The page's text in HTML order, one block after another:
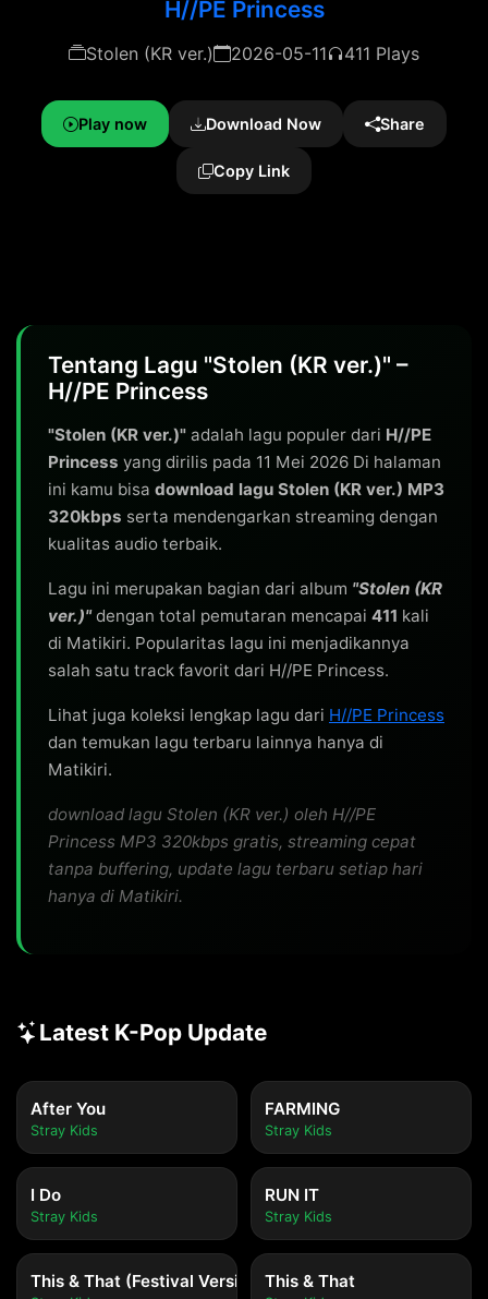
H//PE Princess
Stolen (KR ver.) 2026-05-11 411 Plays
Play now Download Now Share
Copy Link
Tentang Lagu "Stolen (KR ver.)" –
H//PE Princess
"Stolen (KR ver.)" adalah lagu populer dari H//PE
Princess yang dirilis pada 11 Mei 2026 Di halaman
ini kamu bisa download lagu Stolen (KR ver.) MP3
320kbps serta mendengarkan streaming dengan
kualitas audio terbaik.
Lagu ini merupakan bagian dari album "Stolen (KR
ver.)"dengan total pemutaran mencapai 411 kali
di Matikiri. Popularitas lagu ini menjadikannya
salah satu track favorit dari H//PE Princess.
Lihat juga koleksi lengkap lagu dari H//PE Princess
dan temukan lagu terbaru lainnya hanya di
Matikiri.
download lagu Stolen (KR ver.) oleh H//PE
Princess MP3 320kbps gratis, streaming cepat
tanpa buffering, update lagu terbaru setiap hari
hanya di Matikiri.
Latest K-Pop Update
After You
Stray Kids
FARMING
Stray Kids
I Do
Stray Kids
RUN IT
Stray Kids
This & That (Festival Version) This & That